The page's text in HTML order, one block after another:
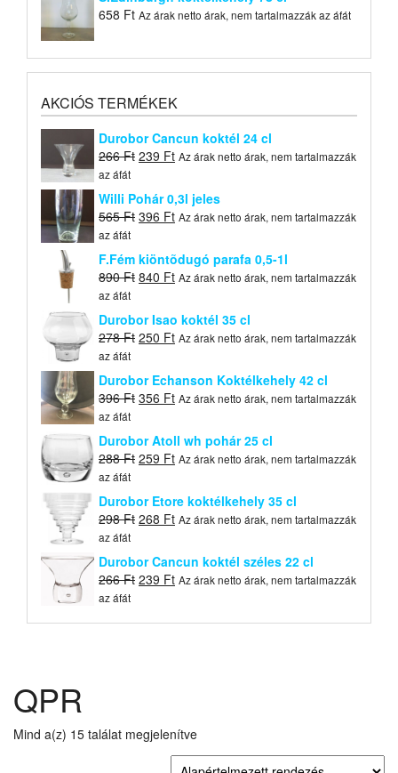
658 Ft Az árak netto árak, nem tartalmazzák az áfát
AKCIÓS TERMÉKEK
Durobor Cancun koktél 24 cl
266Ft Original
was:
266 Ft.
239 FtCurrent
is:
239 Ft.
Az árak netto árak, nem tartalmazzák
az áfát
Willi Pohár 0,3l jeles
565Ft Original
was:
565 Ft.
396 FtCurrent
is:
396 Ft.
Az árak netto árak, nem tartalmazzák
az áfát
F.Fém kiöntõdugó parafa 0,5-1l
890Ft Original
was:
890 Ft.
840 FtCurrent
is:
840 Ft.
Az árak netto árak, nem tartalmazzák
az áfát
Durobor Isao koktél 35 cl
278Ft Original
was:
278 Ft.
250 FtCurrent
250 Ft.
Az árak netto árak, nem tartalmazzák
az áfát
Durobor Echanson Koktélkehely 42 cl
396Ft Original
was:
396 Ft.
356 FtCurrent
is:
356 Ft.
Az árak netto árak, nem tartalmazzák
az áfát
Durobor Atoll wh pohár 25 cl
288Ft Original
was:
288 Ft.
259 FtCurrent
259 Ft.
Az árak netto árak, nem tartalmazzák
az áfát
Durobor Etore koktélkehely 35 cl
298Ft Original
was:
298 Ft.
268 FtCurrent
268 Ft.
Az árak netto árak, nem tartalmazzák
az áfát
Durobor Cancun koktél széles 22 cl
266Ft Original
239 FtCurrent
Az árak netto árak, nem tartalmazzák
az áfát
QPR
Mind a(z) 15 találat megjelenítve